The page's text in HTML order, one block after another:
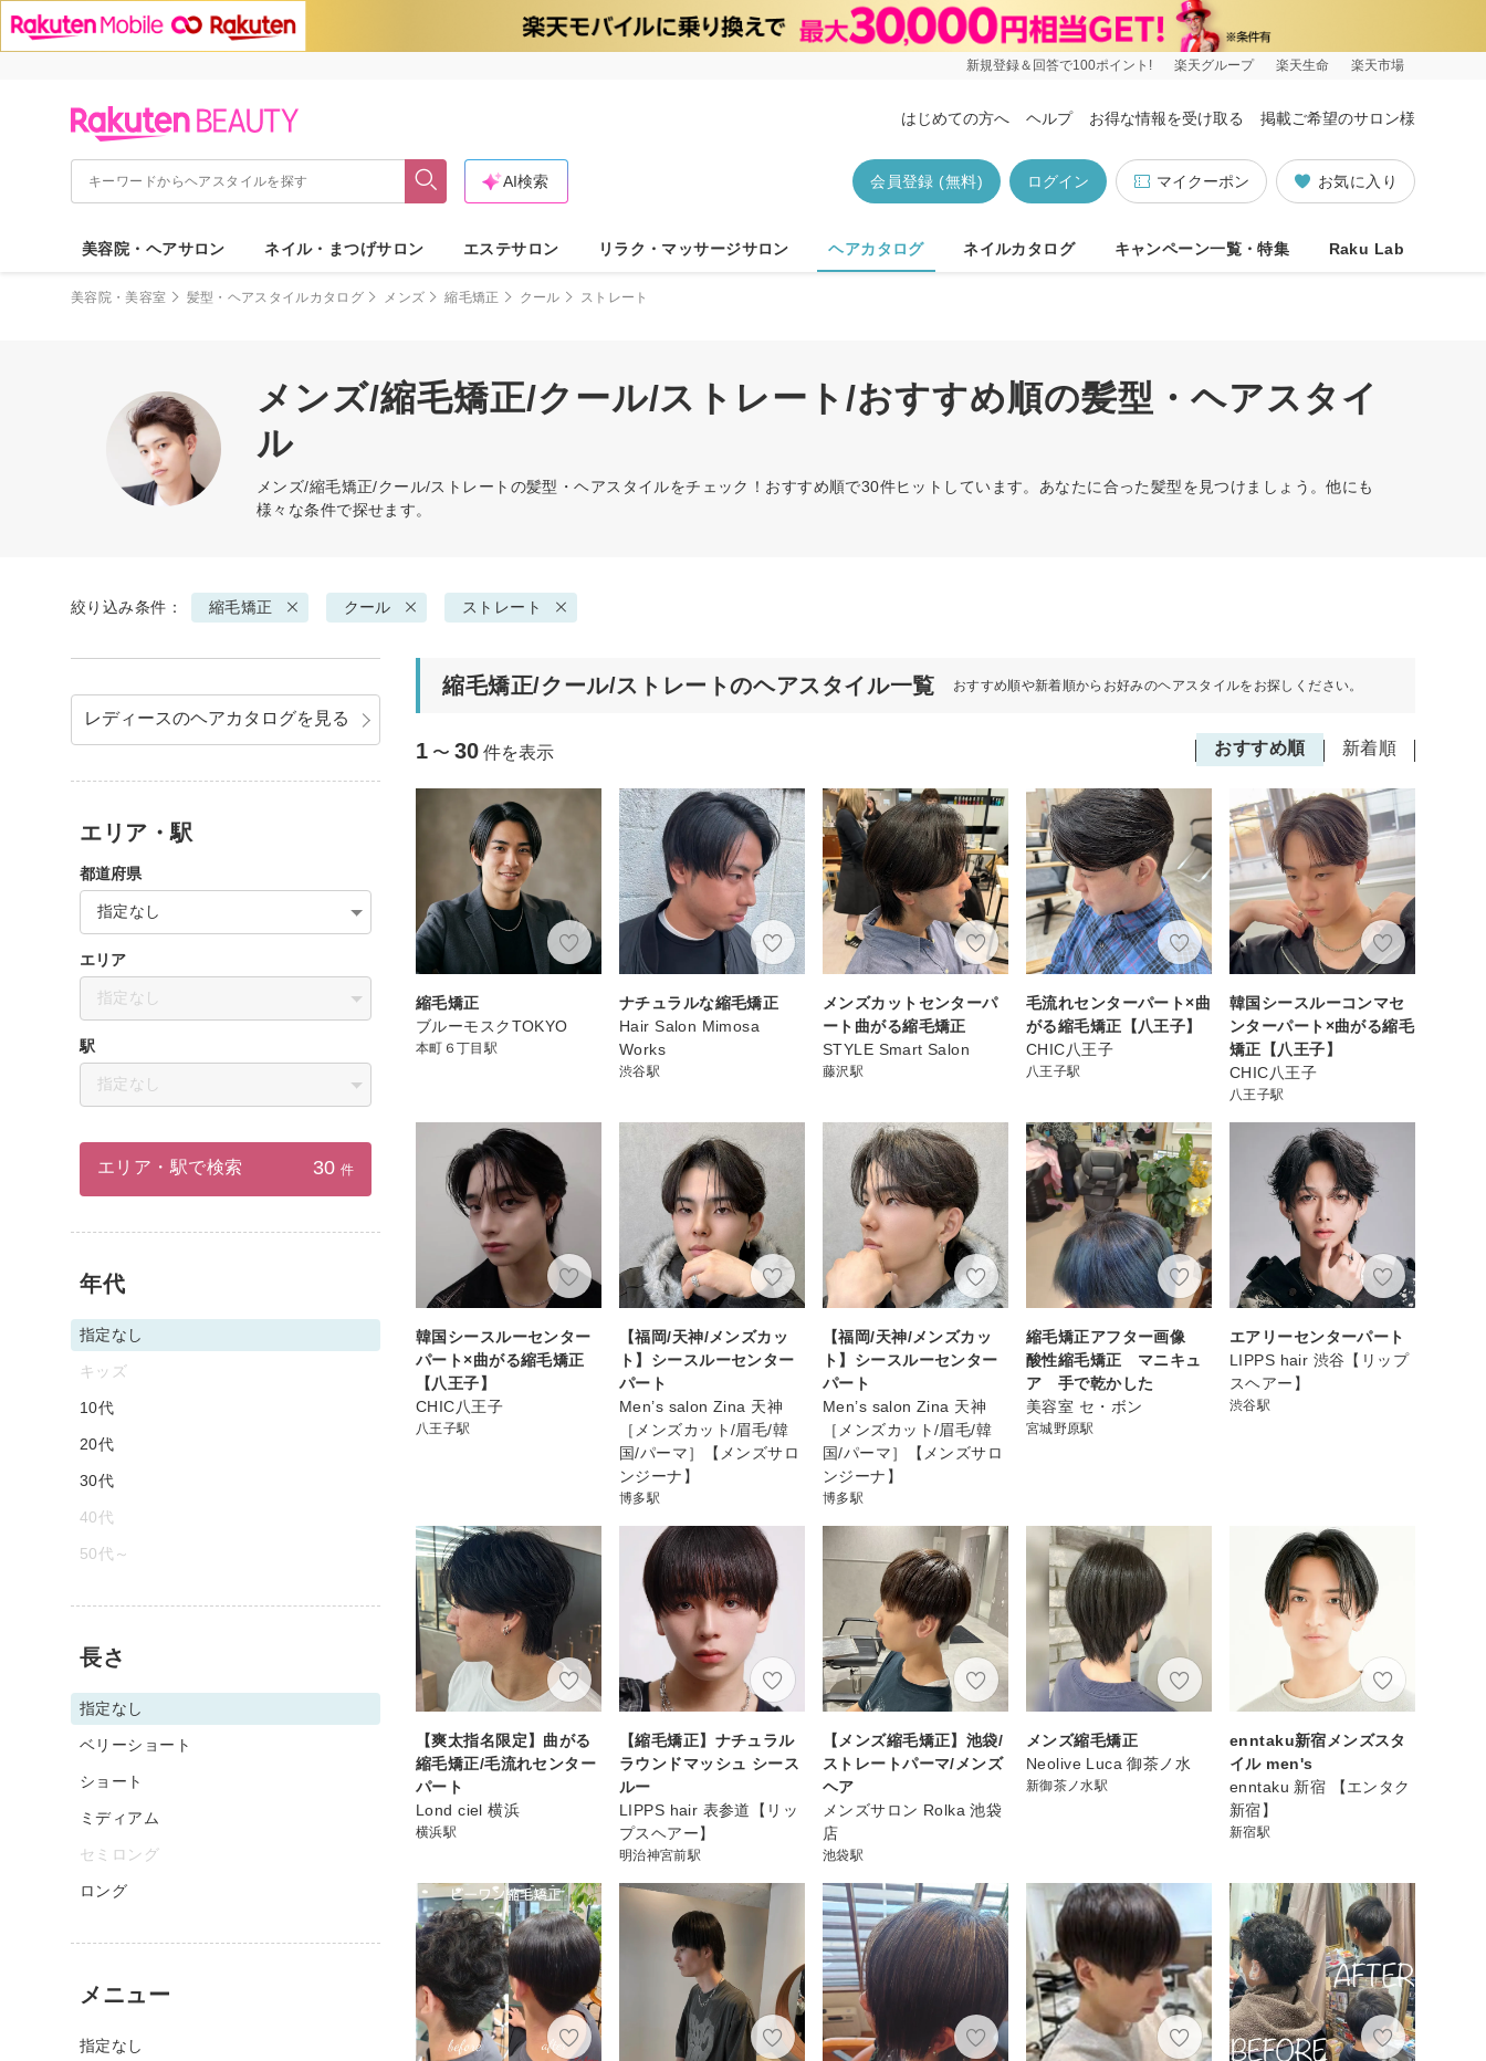
新規登録＆回答で100ポイント! 楽天グループ 楽天生命 楽天市場
はじめての方へ ヘルプ お得な情報を受け取る 掲載ご希望のサロン様
お気に入り
マイクーポン
ログイン
会員登録 (無料)
AI検索
美容院・ヘアサロン ネイル・まつげサロン エステサロン リラク・マッサージサロン ヘアカタログ ネイルカタログ キャンペーン一覧・特集 Raku Lab
美容院・美容室 髪型・ヘアスタイルカタログ メンズ 縮毛矯正 クール ストレート
メンズ/縮毛矯正/クール/ストレート/おすすめ順の髪型・ヘアスタイ
ル
メンズ/縮毛矯正/クール/ストレートの髪型・ヘアスタイルをチェック！おすすめ順で30件ヒットしています。あなたに合った髪型を見つけましょう。他にも
様々な条件で探せます。
絞り込み条件： 縮毛矯正 クール ストレート
縮毛矯正/クール/ストレートのヘアスタイル一覧 おすすめ順や新着順からお好みのヘアスタイルをお探しください。
おすすめ順 新着順
1 〜 30 件を表示
縮毛矯正
ブルーモスクTOKYO
本町６丁目駅
ナチュラルな縮毛矯正
Hair Salon Mimosa
Works
渋谷駅
メンズカットセンターパ
ート曲がる縮毛矯正
STYLE Smart Salon
藤沢駅
毛流れセンターパート×曲
がる縮毛矯正【八王子】
CHIC八王子
八王子駅
韓国シースルーコンマセ
ンターパート×曲がる縮毛
矯正【八王子】
CHIC八王子
八王子駅
韓国シースルーセンター
パート×曲がる縮毛矯正
【八王子】
CHIC八王子
八王子駅
【福岡/天神/メンズカッ
ト】シースルーセンター
パート
Men’s salon Zina 天神
［メンズカット/眉毛/韓
国/パーマ］【メンズサロ
ンジーナ】
博多駅
【福岡/天神/メンズカッ
ト】シースルーセンター
パート
Men’s salon Zina 天神
［メンズカット/眉毛/韓
国/パーマ］【メンズサロ
ンジーナ】
博多駅
縮毛矯正アフター画像
酸性縮毛矯正 マニキュ
ア 手で乾かした
美容室 セ・ボン
宮城野原駅
エアリーセンターパート
LIPPS hair 渋谷【リップ
スヘアー】
渋谷駅
【爽太指名限定】曲がる
縮毛矯正/毛流れセンター
パート
Lond ciel 横浜
横浜駅
【縮毛矯正】ナチュラル
ラウンドマッシュ シース
ルー
LIPPS hair 表参道【リッ
プスヘアー】
明治神宮前駅
【メンズ縮毛矯正】池袋/
ストレートパーマ/メンズ
ヘア
メンズサロン Rolka 池袋
店
池袋駅
メンズ縮毛矯正
Neolive Luca 御茶ノ水
新御茶ノ水駅
enntaku新宿メンズスタ
イル men's
enntaku 新宿 【エンタク
新宿】
新宿駅
レディースのヘアカタログを見る
エリア・駅
都道府県
指定なし
エリア
指定なし
駅
指定なし
エリア・駅で検索 30 件
年代
指定なし
キッズ
10代
20代
30代
40代
50代～
長さ
指定なし
ベリーショート
ショート
ミディアム
セミロング
ロング
メニュー
指定なし